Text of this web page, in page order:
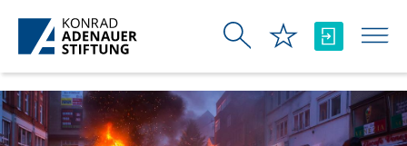
Zum Hauptinhalt springen